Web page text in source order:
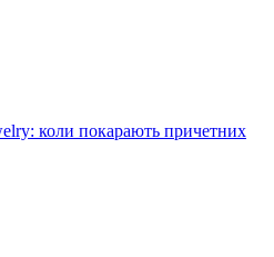
коли покарають причетних